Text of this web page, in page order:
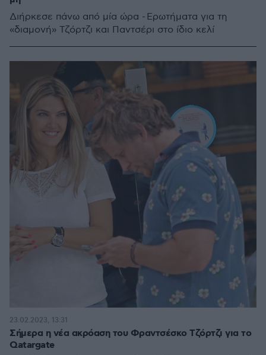
Διήρκεσε πάνω από μία ώρα - Ερωτήματα για τη
«διαμονή» Τζόρτζι και Παντσέρι στο ίδιο κελί
Σήμερα η νέα ακρόαση του Φραντσέσκο Τζόρτζι για το
Qatargate
23.02.2023, 13:31